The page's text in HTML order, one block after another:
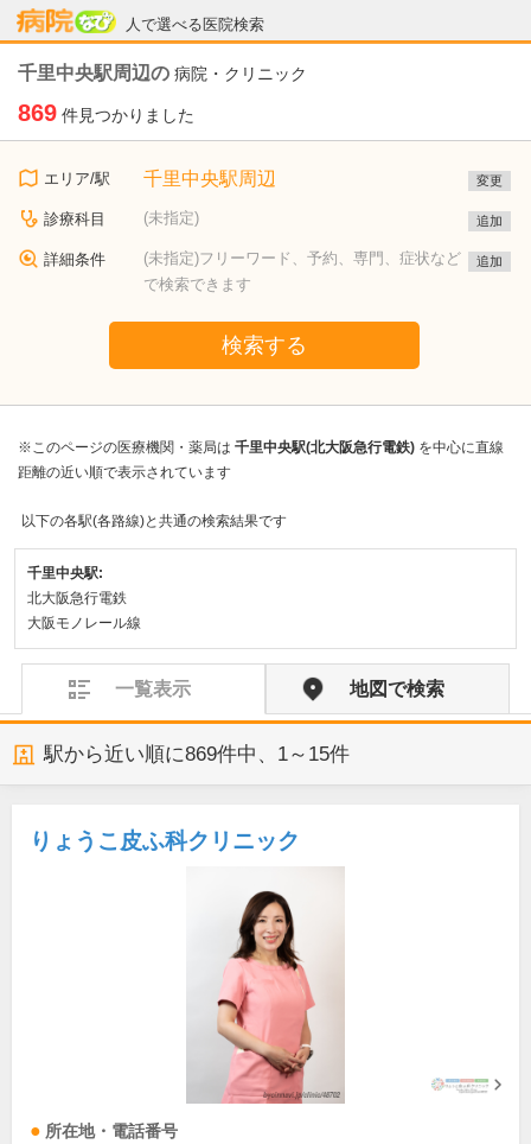
人で選べる医院検索
病院なび
千里中央駅周辺の 病院・クリニック
869 件見つかりました
エリア/駅 千里中央駅周辺 変更
診療科目 (未指定) 追加
詳細条件
(未指定)フリーワード、予約、専門、症状など
で検索できます
追加
検索する
※このページの医療機関・薬局は 千里中央駅(北大阪急行電鉄) を中心に直線
距離の近い順で表示されています
以下の各駅(各路線)と共通の検索結果です
千里中央駅:
北大阪急行電鉄
大阪モノレール線
一覧表示 地図で検索
駅から近い順に869件中、 1～15件
りょうこ皮ふ科クリニック
所在地・電話番号